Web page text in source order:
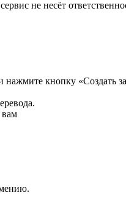
не несёт
нажмите кнопку «Создать
вам